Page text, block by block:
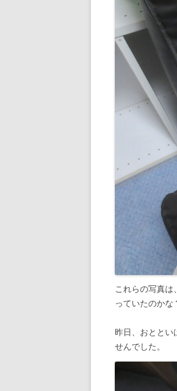
これらの写真は
っていたのかな
昨日、おととい
せんでした。